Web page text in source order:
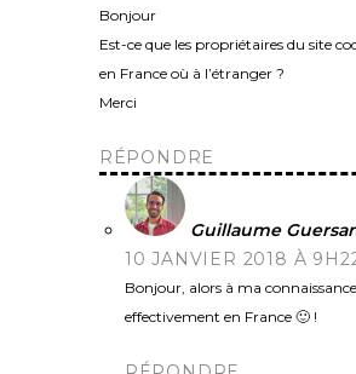
Bonjour
Est-ce que les propriétaires du site
en France où à l’étranger ?
Merci
RÉPONDRE
Guillaume
10 JANVIER 2018 À
Bonjour, alors à ma
effectivement en France 🙂 !